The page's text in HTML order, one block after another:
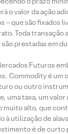
o valor da ação
– que são fixados
Toda transação
prestadas em
Futuros
Commodity é um
ou outro
uma taxa, um
alto, que
à utilização de
é de